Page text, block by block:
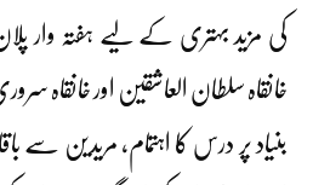
کی مزید بہتری کے لیے ہفتہ وار
خانقاہ سلطان العاشقین اور خانقاہ
بنیاد پر درس کا اہتمام، مریدین سے